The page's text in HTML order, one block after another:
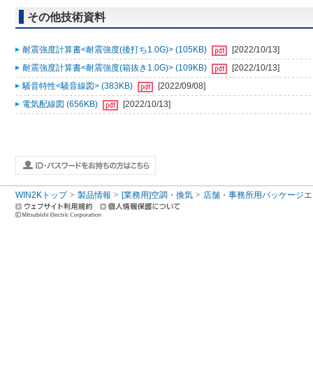
その他技術資料
耐震強度計算書<耐震強度(後打ち1.0G)> (105KB)
[2022/10/13]
耐震強度計算書<耐震強度(箱抜き1.0G)> (109KB)
[2022/10/13]
騒音特性<騒音線図> (383KB)
[2022/09/08]
電気配線図 (656KB)
[2022/10/13]
WIN2Kトップ 製品情報 [業務用]空調・換気 店舗・事務所用パッケージ